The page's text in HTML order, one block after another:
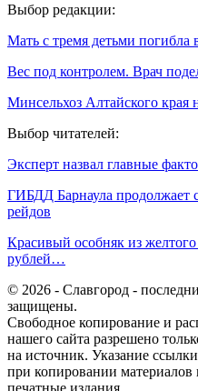
Выбор редакции:
Мать с тремя детьми погибла
Вес под контролем. Врач
Минсельхоз Алтайского края
Выбор читателей:
Эксперт назвал главные
ГИБДД Барнаула продолжает
рейдов
Красивый особняк из
рублей…
© 2026 - Славгород -
защищены.
Свободное копирование и
нашего сайта разрешено
на источник. Указание
при копировании материалов
печатные издания.